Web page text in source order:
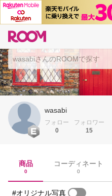
wasabi
フォロー
0
フォロワー
15
商品
0
コーディネート
0
#オリジナル写真